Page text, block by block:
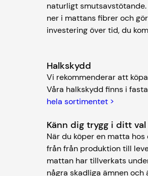
naturligt
ner i mattans fibrer och
investering över tid, du
Halkskydd
Vi rekommenderar att
Våra halkskydd finns i
hela sortimentet >
Känn dig trygg i ditt
När du köper en matta
från från produktion till
mattan har tillverkats
några skadliga ämnen och